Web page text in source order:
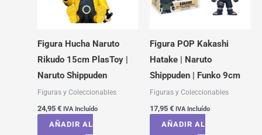
Figura Hucha Naruto
Rikudo 15cm PlasToy |
Naruto Shippuden
Figuras y Coleccionables
24,95 € IVA Incluído
AÑADIR AL
Figura POP Kakashi
Hatake | Naruto
Shippuden | Funko 9cm
Figuras y Coleccionables
17,95 € IVA Incluído
AÑADIR AL